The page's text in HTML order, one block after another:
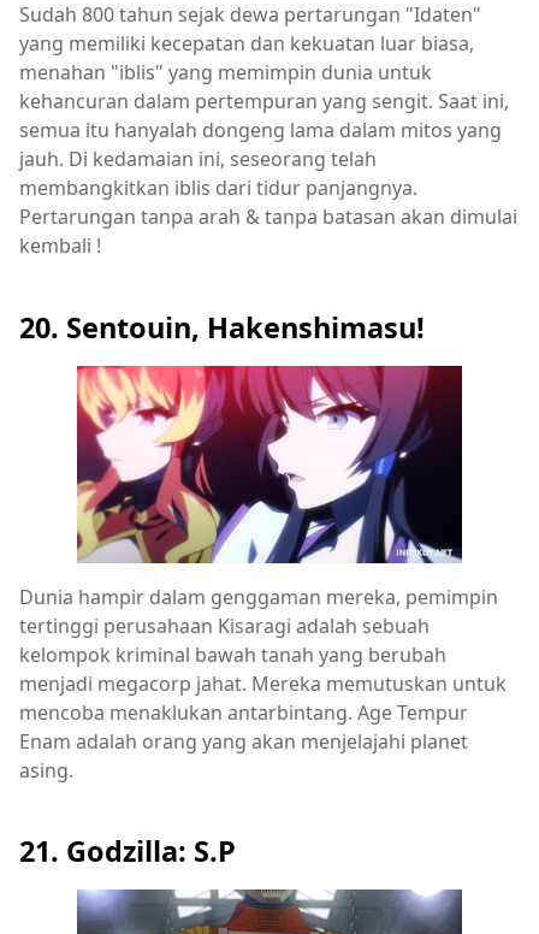
Sudah 800 tahun sejak dewa pertarungan "Idaten"
yang memiliki kecepatan dan kekuatan luar biasa,
menahan "iblis" yang memimpin dunia untuk
kehancuran dalam pertempuran yang sengit. Saat ini,
semua itu hanyalah dongeng lama dalam mitos yang
jauh. Di kedamaian ini, seseorang telah
membangkitkan iblis dari tidur panjangnya.
Pertarungan tanpa arah & tanpa batasan akan dimulai
kembali !
20. Sentouin, Hakenshimasu!
Dunia hampir dalam genggaman mereka, pemimpin
tertinggi perusahaan Kisaragi adalah sebuah
kelompok kriminal bawah tanah yang berubah
menjadi megacorp jahat. Mereka memutuskan untuk
mencoba menaklukan antarbintang. Age Tempur
Enam adalah orang yang akan menjelajahi planet
asing.
21. Godzilla: S.P